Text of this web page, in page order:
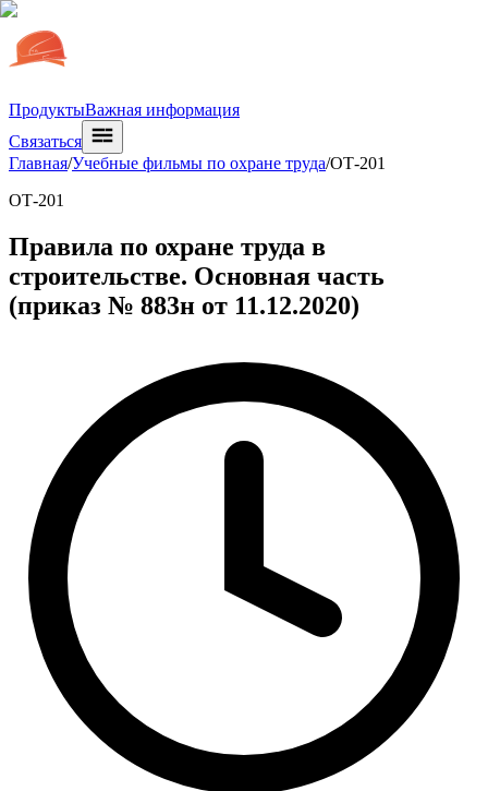
ПродуктыВажная информация
Связаться
Главная/Учебные фильмы по охране труда/ОТ-201
ОТ-201
Правила по охране труда в
строительстве. Основная часть
(приказ № 883н от 11.12.2020)